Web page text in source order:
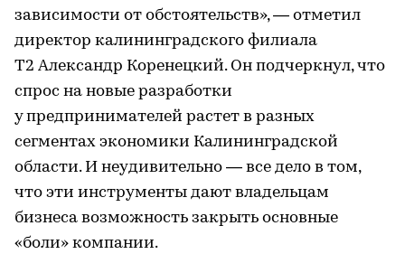
зависимости от обстоятельств», — отметил
директор калининградского филиала
T2 Александр Коренецкий. Он подчеркнул, что
спрос на новые разработки
у предпринимателей растет в разных
сегментах экономики Калининградской
области. И неудивительно — все дело в том,
что эти инструменты дают владельцам
бизнеса возможность закрыть основные
«боли» компании.